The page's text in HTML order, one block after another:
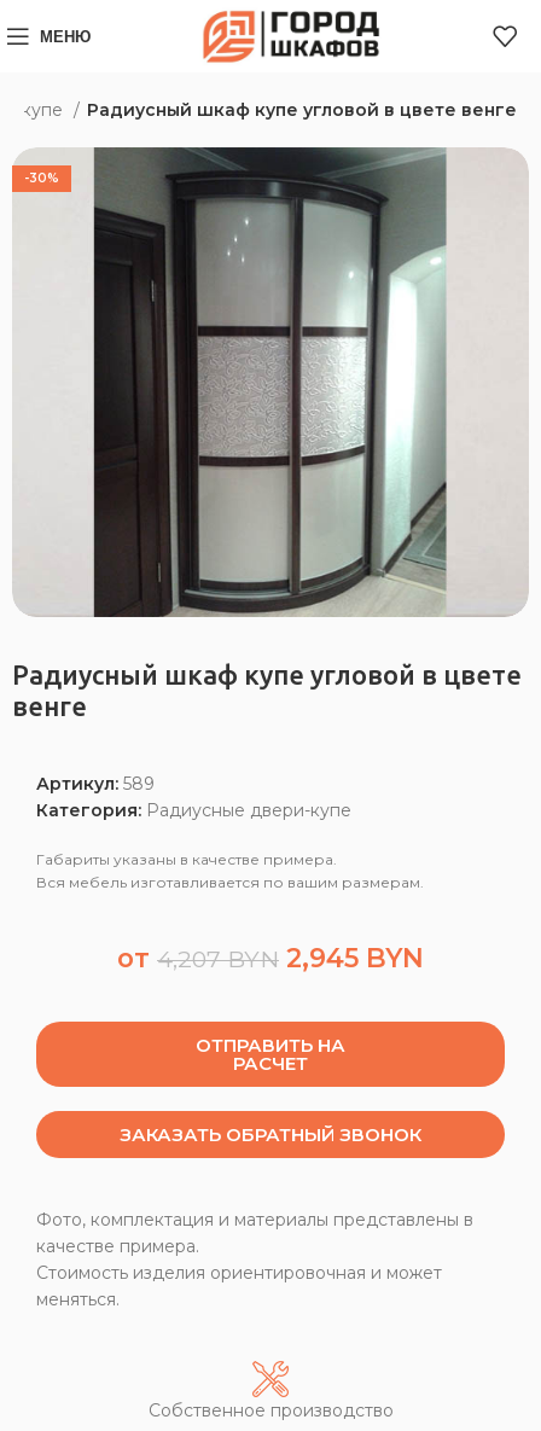
МЕНЮ
купе Радиусный шкаф купе угловой в цвете венге
-30%
Радиусный шкаф купе угловой в цвете
венге
Артикул:589
Категория: Радиусные двери-купе
Габариты указаны в качестве примера.
Вся мебель изготавливается по вашим размерам.
от 4,207BYN 2,945 BYN
ОТПРАВИТЬ НА
РАСЧЕТ
ЗАКАЗАТЬ ОБРАТНЫЙ ЗВОНОК
Фото, комплектация и материалы представлены в
качестве примера.
Стоимость изделия ориентировочная и может
меняться.
Собственное производство